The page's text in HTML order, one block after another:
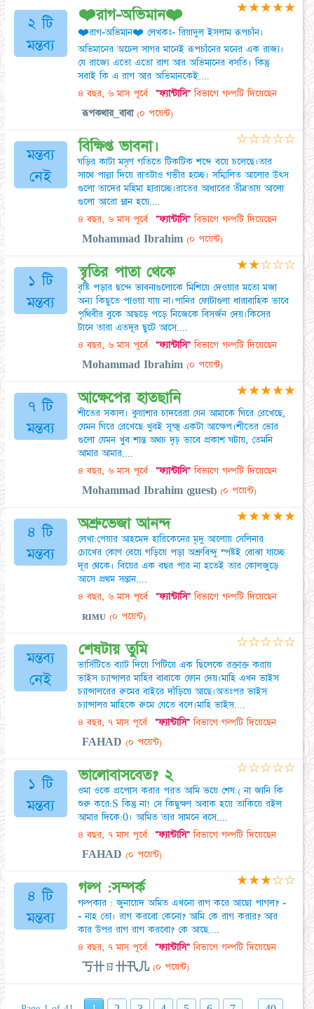
২ টি
মন্তব্য
❤️রাগ-অভিমান❤️
❤️রাগ-অভিমান❤️ লেখকঃ- রিয়াদুল ইসলাম রূপচাঁন।
অভিমানের অঢেল সাগর মানেই রূপচাঁনের মনের এক রাজ্য।
যে রাজ্যে এতো এতো রাগ আর অভিমানের বসতি। কিন্তু
সবাই কি এ রাগ আর অভিমানকেই....
৪ বছর, ৬ মাস পূর্বে "ফ্যান্টাসি"বিভাগে গল্পটি দিয়েছেন
রূপকথার_বাবা(০ পয়েন্ট)
★★★★★
মন্তব্য
নেই
বিক্ষিপ্ত ভাবনা।
ঘড়ির কাটা মসৃণ গতিতে টিকটিক শব্দে বয়ে চলেছে।তার
সাথে পাল্লা দিয়ে রাতটাও গভীর হচ্ছে। সম্মিলিত আলোর উৎস
গুলো তাদের মহিমা হারাচ্ছে।রাতের আধারের তীব্রতায় আলো
গুলো আরো ম্লান হয়ে....
৪ বছর, ৬ মাস পূর্বে "ফ্যান্টাসি"বিভাগে গল্পটি দিয়েছেন
Mohammad Ibrahim (০ পয়েন্ট)
☆☆☆☆☆
১ টি
মন্তব্য
স্বৃতির পাতা থেকে
বৃষ্টি পড়ার ছন্দে ভাবনাগুলোকে মিশিয়ে দেওয়ার মতো মজা
অন্য কিছুতে পাওয়া যায় না।পানির ফোটাগুলা ধারাবাহিক ভাবে
পৃথিবীর বুকে আছড়ে পড়ে নিজেকে বিসর্জন দেয়।কিসের
টানে তারা এতদূর ছুটে আসে....
৪ বছর, ৬ মাস পূর্বে "ফ্যান্টাসি"বিভাগে গল্পটি দিয়েছেন
Mohammad Ibrahim (০ পয়েন্ট)
★★☆☆☆
৭ টি
মন্তব্য
আক্ষেপের হাতছানি
শীতের সকাল। কুয়াশার চাদরেরা যেন আমাকে ঘিরে রেখেছে,
যেমন ঘিরে রেখেছে খুবই সূক্ষ্ম একটা আক্ষেপ।শীতের ভোর
গুলো যেমন খুব শান্ত অথচ দৃঢ় ভাবে প্রকাশ ঘটায়, তেমনি
আমার আমার....
৪ বছর, ৬ মাস পূর্বে "ফ্যান্টাসি"বিভাগে গল্পটি দিয়েছেন
Mohammad Ibrahim (guest)(০ পয়েন্ট)
★★★★★
৪ টি
মন্তব্য
অশ্রুভেজা আনন্দ
লেখা:পেয়ার আহমেদ হারিকেনের মৃদু আলোয় সেলিনার
চোখের কোণ বেয়ে গড়িয়ে পড়া অশ্রুবিন্দু স্পষ্টই বোঝা যাচ্ছে
দূর থেকে। বিয়ের এক বছর পার না হতেই তার কোলজুড়ে
আসে প্রথম সন্তান....
৪ বছর, ৬ মাস পূর্বে "ফ্যান্টাসি"বিভাগে গল্পটি দিয়েছেন
ʀɪᴍᴜ (০ পয়েন্ট)
★★★★★
মন্তব্য
নেই
শেষটায় তুমি
ভার্সিটিতে ব্যাট দিয়ে পিটিয়ে এক ছিলেকে রক্তাক্ত করায়
ভাইস চ্যান্সালর মাহির বাবাকে ফোন দেয়।মাহি এখন ভাইস
চ্যান্সালরের রুমের বাইরে দাঁড়িয়ে আছে।অতঃপর ভাইস
চ্যান্সালর মাহিকে রুমে যেতে বলে।মাহি ভাইস....
৪ বছর, ৭ মাস পূর্বে "ফ্যান্টাসি"বিভাগে গল্পটি দিয়েছেন
FAHAD (০ পয়েন্ট)
☆☆☆☆☆
১ টি
মন্তব্য
ভালোবাসবেত? ২
ওমা ওকে প্রপোস করার পরত আমি ভয়ে শেষ:( না জানি কি
শুরু করে:S কিন্তু না! সে কিছুক্ষণ অবাক হয়ে তাকিয়ে রইল
আমার দিকে:0। আমিত তার সামনে বসে....
৪ বছর, ৭ মাস পূর্বে "ফ্যান্টাসি"বিভাগে গল্পটি দিয়েছেন
FAHAD (০ পয়েন্ট)
☆☆☆☆☆
৪ টি
মন্তব্য
গল্প :সম্পর্ক
গল্পকার : জুনায়েদ অমিত এখনো রাগ করে আছো পাগল? -
- নাহ তো। রাগ করবো কেনো? আমি কে রাগ করার? আর
কার উপর রাগ রাগ করবো? কে আছে....
৪ বছর, ৭ মাস পূর্বে "ফ্যান্টাসি"বিভাগে গল্পটি দিয়েছেন
丂卄ㄖ卄卂几(০ পয়েন্ট)
★★★☆☆